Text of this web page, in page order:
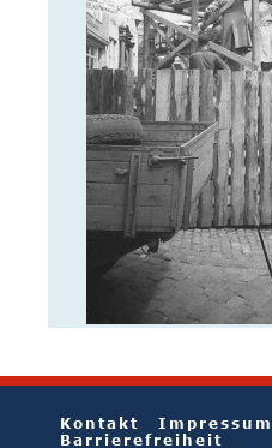
Kontakt Impressum
Barrierefreiheit